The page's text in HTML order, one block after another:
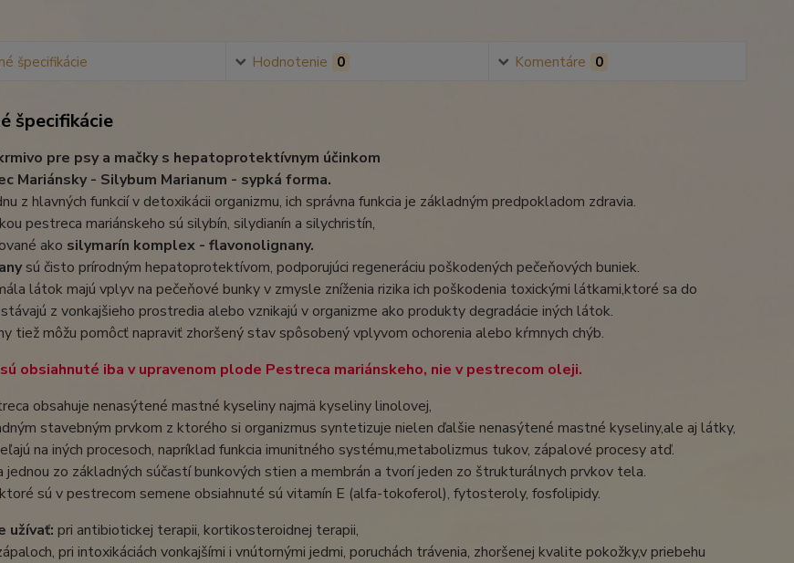
špecifikácie Hodnotenie 0 Komentáre 0
špecifikácie
pre psy a mačky s hepatoprotektívnym účinkom
Mariánsky - Silybum Marianum - sypká forma.
z hlavných funkcií v detoxikácii organizmu, ich správna funkcia je základným predpokladom zdravia.
pestreca mariánskeho sú silybín, silydianín a silychristín,
ako silymarín komplex - flavonolignany.
sú čisto prírodným hepatoprotektívom, podporujúci regeneráciu poškodených pečeňových buniek.
látok majú vplyv na pečeňové bunky v zmysle zníženia rizika ich poškodenia toxickými látkami,ktoré sa do
z vonkajšieho prostredia alebo vznikajú v organizme ako produkty degradácie iných látok.
tiež môžu pomôcť napraviť zhoršený stav spôsobený vplyvom ochorenia alebo kŕmnych chýb.
obsiahnuté iba v upravenom plode Pestreca mariánskeho, nie v pestrecom oleji.
obsahuje nenasýtené mastné kyseliny najmä kyseliny linolovej,
stavebným prvkom z ktorého si organizmus syntetizuje nielen ďalšie nenasýtené mastné kyseliny,ale aj látky,
na iných procesoch, napríklad funkcia imunitného systému,metabolizmus tukov, zápalové procesy atď.
zo základných súčastí bunkových stien a membrán a tvorí jeden zo štrukturálnych prvkov tela.
sú v pestrecom semene obsiahnuté sú vitamín E (alfa-tokoferol), fytosteroly, fosfolipidy.
užívať: pri antibiotickej terapii, kortikosteroidnej terapii,
pri intoxikáciách vonkajšími i vnútornými jedmi, poruchách trávenia, zhoršenej kvalite pokožky,v priebehu